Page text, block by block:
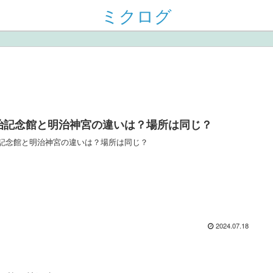
ミクログ
記念館と明治神宮の違いは？場所は同じ？
念館と明治神宮の違いは？場所は同じ？
2024.07.18